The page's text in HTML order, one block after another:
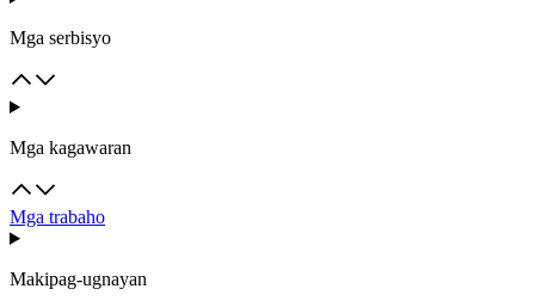
Mga serbisyo
Mga kagawaran
Mga trabaho
Makipag-ugnayan